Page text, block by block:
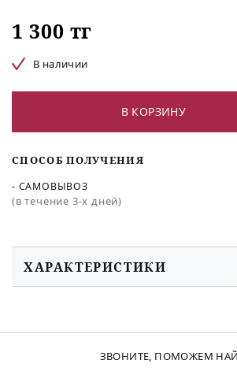
1 300 тг
В наличии
В КОРЗИНУ
СПОСОБ ПОЛУЧЕНИЯ
- САМОВЫВОЗ
(в течение 3-х дней)
ХАРАКТЕРИСТИКИ
ЗВОНИТЕ, ПОМОЖЕМ